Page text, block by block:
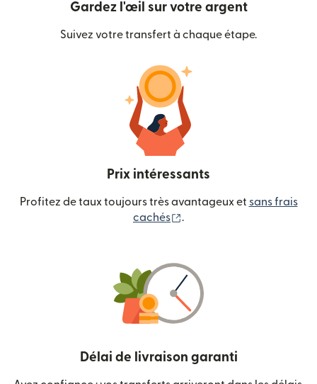
Gardez l'œil sur votre argent
Suivez votre transfert à chaque étape.
Prix intéressants
Profitez de taux toujours très avantageux et sans frais
cachés
.
Délai de livraison garanti